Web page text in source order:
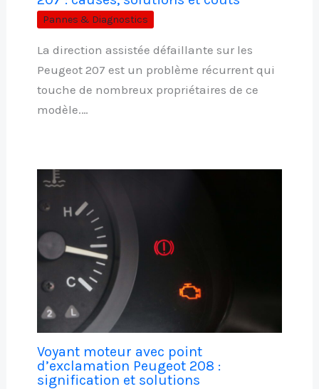
Pannes & Diagnostics
La direction assistée défaillante sur les
Peugeot 207 est un problème récurrent qui
touche de nombreux propriétaires de ce
modèle.…
Voyant moteur avec point
d’exclamation Peugeot 208 :
signification et solutions